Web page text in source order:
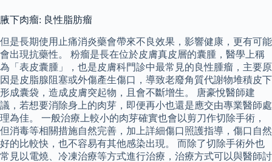
腋下肉瘤: 良性脂肪瘤
但是長期使用止痛消炎藥會帶來不良效果，影響健康，更有可能
會出現抗藥性。 粉瘤是長在位於皮膚真皮層的囊腫，醫學上稱
為「表皮囊腫」，也是皮膚科門診中最常見的良性腫瘤，主要原
因是皮脂腺阻塞或外傷產生傷口，導致老廢角質代謝物堆積皮下
形成囊袋，造成皮膚突起物，且會不斷增生。 唐豪悅醫師建
議，若想要消除身上的肉芽，即便再小也還是應交由專業醫師處
理為佳。 一般治療上較小的肉芽確實也會以剪刀作切除手術，
但消毒等相關措施自然完善，加上詳細傷口照護指導，傷口自然
好的比較快，也不容易有其他感染出現。 而除了切除手術外也
常見以電燒、冷凍治療等方式進行治療，治療方式可以與醫師討